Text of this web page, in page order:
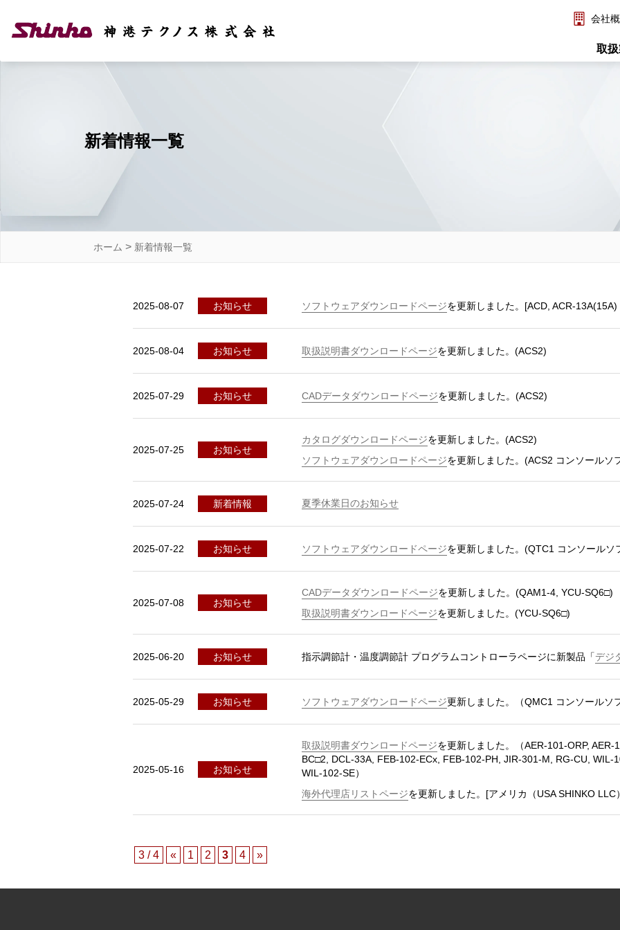
会社
取
新着情報一覧
ホーム > 新着情報一覧
2025-08-07 お知らせ ソフトウェアダウンロードページを更新しました。[ACD, ACR-
2025-08-04 お知らせ 取扱説明書ダウンロードページを更新しました。(ACS2)
2025-07-29 お知らせ CADデータダウンロードページを更新しました。(ACS2)
2025-07-25 お知らせ
カタログダウンロードページを更新しました。(ACS2)
ソフトウェアダウンロードページを更新しました。(ACS2 コンソールソ
2025-07-24 新着情報 夏季休業日のお知らせ
2025-07-22 お知らせ ソフトウェアダウンロードページを更新しました。(QTC1 コンソールソ
2025-07-08 お知らせ
CADデータダウンロードページを更新しました。(QAM1-4, YCU-SQ6□)
取扱説明書ダウンロードページを更新しました。(YCU-SQ6□)
2025-06-20 お知らせ 指示調節計・温度調節計 プログラムコントローラページに新製品「デジ
2025-05-29 お知らせ ソフトウェアダウンロードページ更新しました。（QMC1 コンソールソ
2025-05-16 お知らせ
取扱説明書ダウンロードページを更新しました。（AER-101-ORP,
BC□2, DCL-33A, FEB-102-ECx, FEB-102-PH, JIR-301-M, RG-CU, WIL-
WIL-102-SE）
海外代理店リストページを更新しました。[アメリカ（USA SHINKO LLC
3 / 4 « 1 2 3 4 »